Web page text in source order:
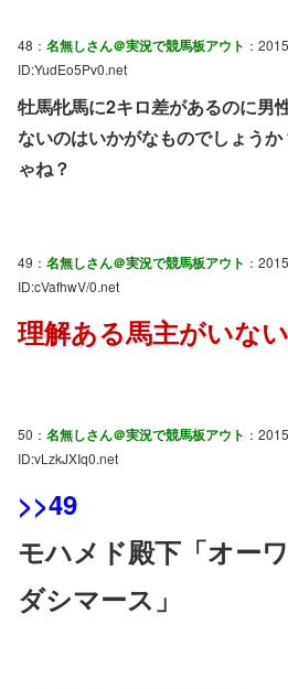
48： 名無しさん＠実況で競馬板アウト ：
ID:YudEo5Pv0.net
牡馬牝馬に2キロ差があるのに男
ないのはいかがなものでしょう
ゃね？
49： 名無しさん＠実況で競馬板アウト ：
ID:cVafhwV/0.net
理解ある馬主がいない
50： 名無しさん＠実況で競馬板アウト ：
ID:vLzkJXIq0.net
>>49
モハメド殿下「オー
ダシマース」